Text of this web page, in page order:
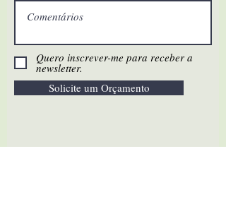
Quero inscrever-me para receber a
newsletter.
Solicite um Orçamento